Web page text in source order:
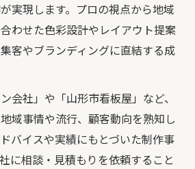
実現します。プロの視点から地域
わせた色彩設計やレイアウト提案
客やブランディングに直結する成
会社」や「山形市看板屋」など、
域事情や流行、顧客動向を熟知し
バイスや実績にもとづいた制作事
に相談・見積もりを依頼すること